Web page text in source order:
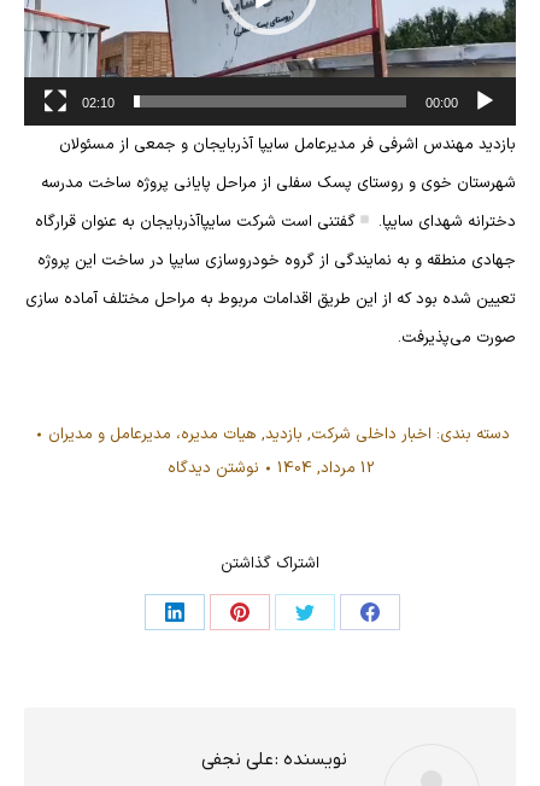
00:00
02:10
بازدید مهندس اشرفی فر مدیرعامل سایپا آذربایجان و جمعی از مسئولان
شهرستان خوی و روستای پسک سفلی از مراحل پایانی پروژه ساخت مدرسه
دخترانه شهدای سایپا.
گفتنی است شرکت سایپاآذربایجان به عنوان قرارگاه
جهادی منطقه و به نمایندگی از گروه خودروسازی سایپا در ساخت این پروژه
تعیین شده بود که از این طریق اقدامات مربوط به مراحل مختلف آماده سازی
صورت می‌پذیرفت.
دسته بندی: اخبار داخلی شرکت, بازدید, هیات مدیره، مدیرعامل و مدیران
12 مرداد, 1404
نوشتن دیدگاه
اشتراک گذاشتن
اشتراک اشتراک اشتراک اشتراک
نویسنده :علی نجفی